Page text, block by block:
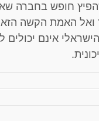
חופש בחברה
האמת הקשה
אינם